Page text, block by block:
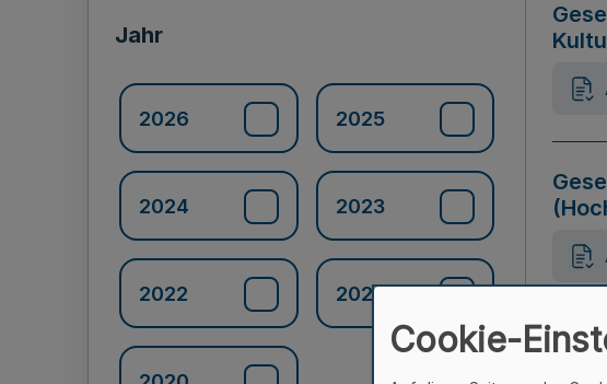
Jahr
2026 2025
2024 2023
2022 2021
Cookie-